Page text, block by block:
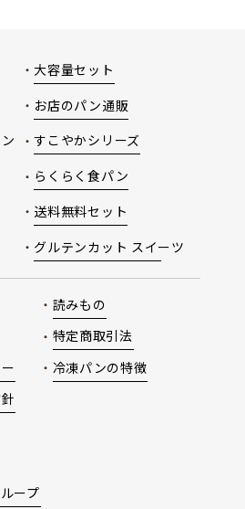
大容量セット
お店のパン通販
すこやかシリーズ
らくらく食パン
送料無料セット
グルテンカット スイーツ
読みもの
特定商取引法
冷凍パンの特徴
ープ